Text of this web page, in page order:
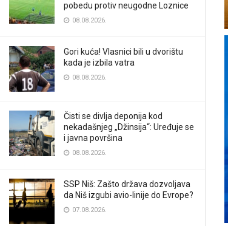
pobedu protiv neugodne Loznice
08.08.2026.
Gori kuća! Vlasnici bili u dvorištu
kada je izbila vatra
08.08.2026.
Čisti se divlja deponija kod
nekadašnjeg „Džinsija“: Uređuje se
i javna površina
08.08.2026.
SSP Niš: Zašto država dozvoljava
da Niš izgubi avio-linije do Evrope?
07.08.2026.